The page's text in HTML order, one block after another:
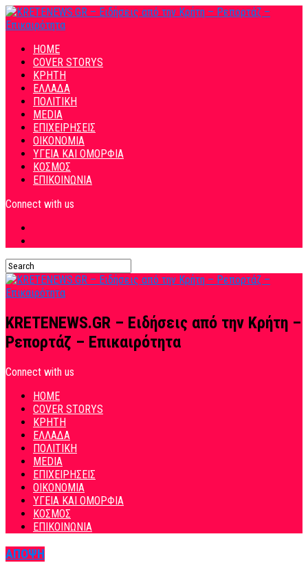
HOME
COVER STORYS
ΚΡΗΤΗ
ΕΛΛΑΔΑ
ΠΟΛΙΤΙΚΗ
MEDIA
ΕΠΙΧΕΙΡΗΣΕΙΣ
ΟΙΚΟΝΟΜΙΑ
ΥΓΕΙΑ ΚΑΙ ΟΜΟΡΦΙΑ
ΚΟΣΜΟΣ
ΕΠΙΚΟΙΝΩΝΙΑ
Connect with us
KRETENEWS.GR – Ειδήσεις από την Κρήτη –
Ρεπορτάζ – Επικαιρότητα
Connect with us
HOME
COVER STORYS
ΚΡΗΤΗ
ΕΛΛΑΔΑ
ΠΟΛΙΤΙΚΗ
MEDIA
ΕΠΙΧΕΙΡΗΣΕΙΣ
ΟΙΚΟΝΟΜΙΑ
ΥΓΕΙΑ ΚΑΙ ΟΜΟΡΦΙΑ
ΚΟΣΜΟΣ
ΕΠΙΚΟΙΝΩΝΙΑ
ΑΠΟΨΗ